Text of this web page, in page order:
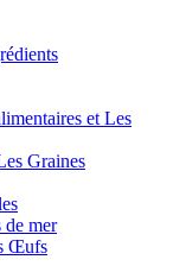
et Les
Graines
de mer
Œufs